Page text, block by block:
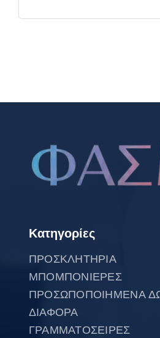
Κατηγορίες
ΠΡΟΣΚΛΗΤΗΡΙΑ
ΜΠΟΜΠΟΝΙΕΡΕΣ
ΠΡΟΣΩΠΟΠΟΙΗΜΕΝΑ
ΔΙΑΦΟΡΑ
ΓΡΑΜΜΑΤΟΣΕΙΡΕΣ